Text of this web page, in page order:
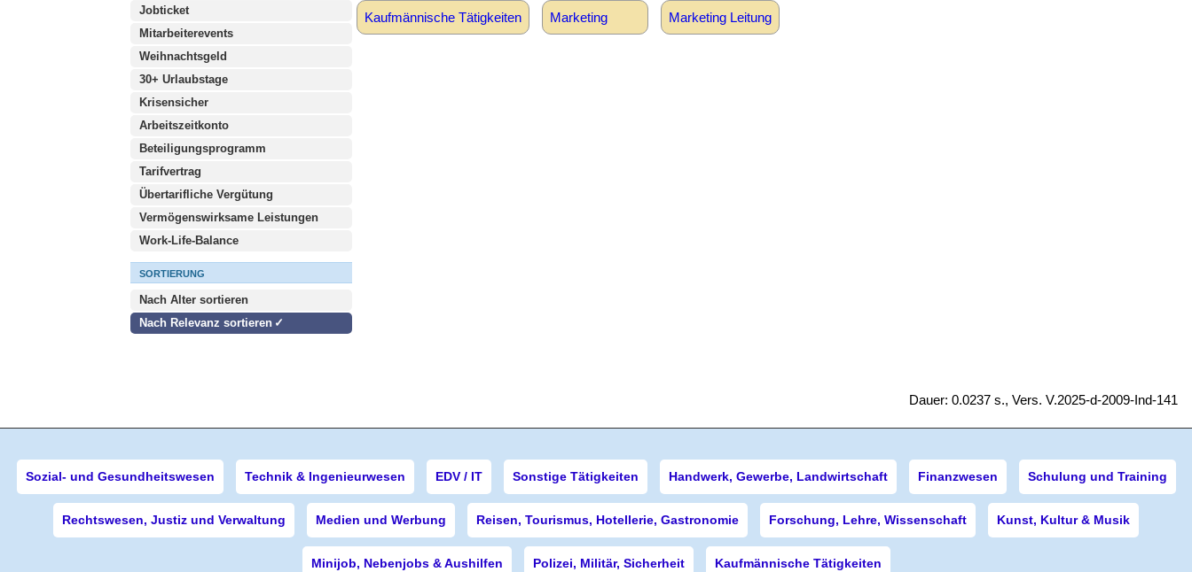
Jobticket
Mitarbeiterevents
Weihnachtsgeld
30+ Urlaubstage
Krisensicher
Arbeitszeitkonto
Beteiligungsprogramm
Tarifvertrag
Übertarifliche Vergütung
Vermögenswirksame Leistungen
Work-Life-Balance
SORTIERUNG
Nach Alter sortieren
Nach Relevanz sortieren
Kaufmännische Tätigkeiten Marketing Marketing Leitung
Dauer: 0.0237 s., Vers. V.2025-d-2009-Ind-141
Sozial- und Gesundheitswesen Technik & Ingenieurwesen EDV / IT Sonstige Tätigkeiten Handwerk, Gewerbe, Landwirtschaft Finanzwesen Schulung und Training
Rechtswesen, Justiz und Verwaltung Medien und Werbung Reisen, Tourismus, Hotellerie, Gastronomie Forschung, Lehre, Wissenschaft Kunst, Kultur & Musik
Minijob, Nebenjobs & Aushilfen Polizei, Militär, Sicherheit Kaufmännische Tätigkeiten